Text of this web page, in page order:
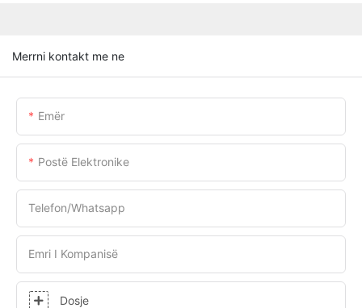
Merrni kontakt me ne
Emër
Postë Elektronike
Telefon/whatsapp
Emri I Kompanisë
Dosje